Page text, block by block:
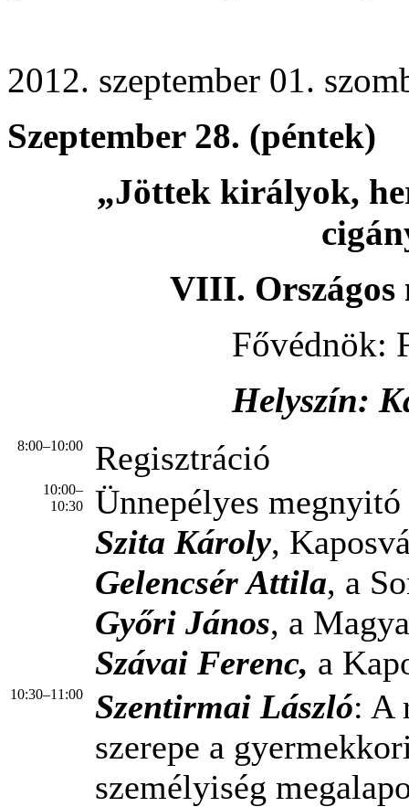
2012. szeptember 01.
Szeptember 28. (péntek)
„Jöttek királyok,
VIII. Országos
Fővédnök:
Helyszín:
8:00–10:00 Regisztráció
10:00–
10:30
Ünnepélyes megnyitó
Szita Károly,
Gelencsér Attila, a
Győri János, a
Szávai Ferenc, a
10:30–11:00 Szentirmai László: A
szerepe a
személyiség